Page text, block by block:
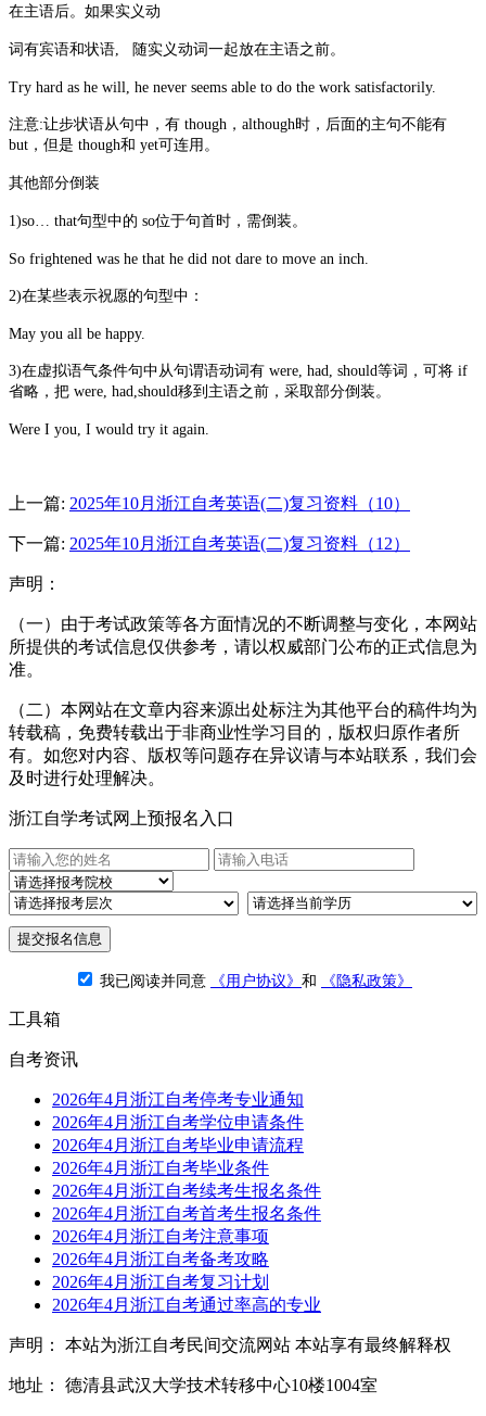
在主语后。如果实义动
词有宾语和状语, 随实义动词一起放在主语之前。
Try hard as he will, he never seems able to do the work satisfactorily.
注意:让步状语从句中，有 though，although时，后面的主句不能有
but，但是 though和 yet可连用。
其他部分倒装
1)so… that句型中的 so位于句首时，需倒装。
So frightened was he that he did not dare to move an inch.
2)在某些表示祝愿的句型中：
May you all be happy.
3)在虚拟语气条件句中从句谓语动词有 were, had, should等词，可将 if
省略，把 were, had,should移到主语之前，采取部分倒装。
Were I you, I would try it again.
上一篇: 2025年10月浙江自考英语(二)复习资料（10）
下一篇: 2025年10月浙江自考英语(二)复习资料（12）
声明：
（一）由于考试政策等各方面情况的不断调整与变化，本网站
所提供的考试信息仅供参考，请以权威部门公布的正式信息为
准。
（二）本网站在文章内容来源出处标注为其他平台的稿件均为
转载稿，免费转载出于非商业性学习目的，版权归原作者所
有。如您对内容、版权等问题存在异议请与本站联系，我们会
及时进行处理解决。
浙江自学考试网上预报名入口
提交报名信息
我已阅读并同意 《用户协议》 和 《隐私政策》
工具箱
自考资讯
2026年4月浙江自考停考专业通知
2026年4月浙江自考学位申请条件
2026年4月浙江自考毕业申请流程
2026年4月浙江自考毕业条件
2026年4月浙江自考续考生报名条件
2026年4月浙江自考首考生报名条件
2026年4月浙江自考注意事项
2026年4月浙江自考备考攻略
2026年4月浙江自考复习计划
2026年4月浙江自考通过率高的专业
声明： 本站为浙江自考民间交流网站 本站享有最终解释权
地址： 德清县武汉大学技术转移中心10楼1004室